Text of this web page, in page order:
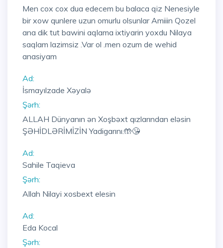
Men cox cox dua edecem bu balaca qiz Nenesiyle
bir xow qunlere uzun omurlu olsunlar Amiiin Qozel
ana dik tut bawini aqlama ixtiyarin yoxdu Nilaya
saqlam lazimsiz .Var ol .men ozum de wehid
anasiyam
Ad:
İsmayılzade Xəyalə
Şərh:
ALLAH Dünyanın ən Xoşbəxt qızlarından eləsin
ŞƏHİDLƏRİMİZİN Yadigarını.🤲😘
Ad:
Sahile Taqieva
Şərh:
Allah Nilayi xosbext elesin
Ad:
Eda Kocal
Şərh: